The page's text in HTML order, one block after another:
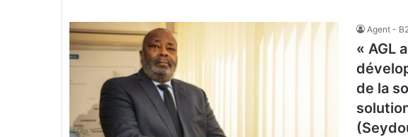
Agent -
« AGL
de la